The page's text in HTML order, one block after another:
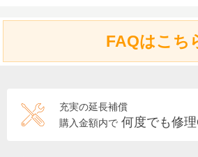
FAQはこち
充実の延長補償
購入金額内で 何度でも修